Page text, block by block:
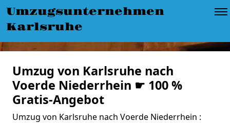
Umzugsunternehmen
Karlsruhe
Umzug von Karlsruhe nach
Voerde Niederrhein ☛ 100 %
Gratis-Angebot
Umzug von Karlsruhe nach Voerde Niederrhein :